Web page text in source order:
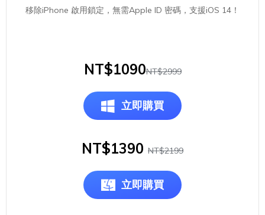
移除iPhone 啟用鎖定，無需Apple ID 密碼，支援iOS 14！
NT$1090NT$2999
立即購買
NT$1390 NT$2199
立即購買